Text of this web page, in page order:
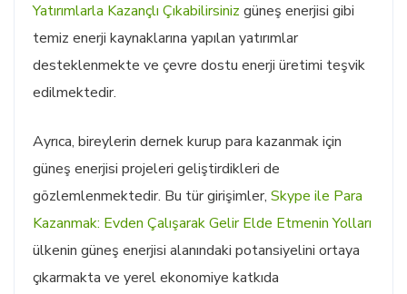
Yatırımlarla Kazançlı Çıkabilirsiniz güneş enerjisi gibi
temiz enerji kaynaklarına yapılan yatırımlar
desteklenmekte ve çevre dostu enerji üretimi teşvik
edilmektedir.
Ayrıca, bireylerin dernek kurup para kazanmak için
güneş enerjisi projeleri geliştirdikleri de
gözlemlenmektedir. Bu tür girişimler, Skype ile Para
Kazanmak: Evden Çalışarak Gelir Elde Etmenin Yolları
ülkenin güneş enerjisi alanındaki potansiyelini ortaya
çıkarmakta ve yerel ekonomiye katkıda